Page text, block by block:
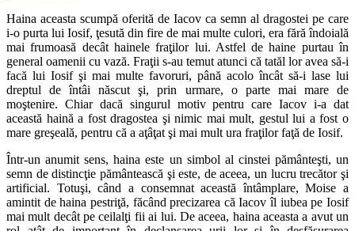
Haina aceasta scumpă oferită de Iacov ca semn al dragostei pe care
i-o purta lui Iosif, ţesută din fire de mai multe culori, era fără îndoială
mai frumoasă decât hainele fraţilor lui. Astfel de haine purtau în
general oamenii cu vază. Fraţii s-au temut atunci că tatăl lor avea să-i
facă lui Iosif şi mai multe favoruri, până acolo încât să-i lase lui
dreptul de întâi născut şi, prin urmare, o parte mai mare de
moştenire. Chiar dacă singurul motiv pentru care Iacov i-a dat
această haină a fost dragostea şi nimic mai mult, gestul lui a fost o
mare greşeală, pentru că a aţâţat şi mai mult ura fraţilor faţă de Iosif.
Într-un anumit sens, haina este un simbol al cinstei pământeşti, un
semn de distincţie pământească şi este, de aceea, un lucru trecător şi
artificial. Totuşi, când a consemnat această întâmplare, Moise a
amintit de haina pestriţă, făcând precizarea că Iacov îl iubea pe Iosif
mai mult decât pe ceilalţi fii ai lui. De aceea, haina aceasta a avut un